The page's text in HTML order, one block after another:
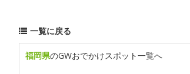
一覧に戻る
福岡県のGWおでかけスポット一覧へ